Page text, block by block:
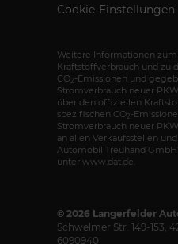
Cookie-Einstellungen
Weitere Informationen
Kraftstoffverbrauch und zu
CO2 -Emissionen und
Stromverbrauch neuer
über den offiziellen
spezifischen CO2 -
Stromverbrauch neuer
an allen Verkaufsstellen
Automobil Treuhand
unter www.dat.de.
© 2026 Langerfelder
Schwelmer Str. 149-153
6090940